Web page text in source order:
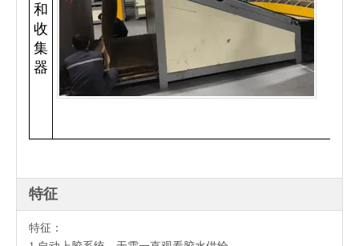
和
收
集
器
特征
特征：